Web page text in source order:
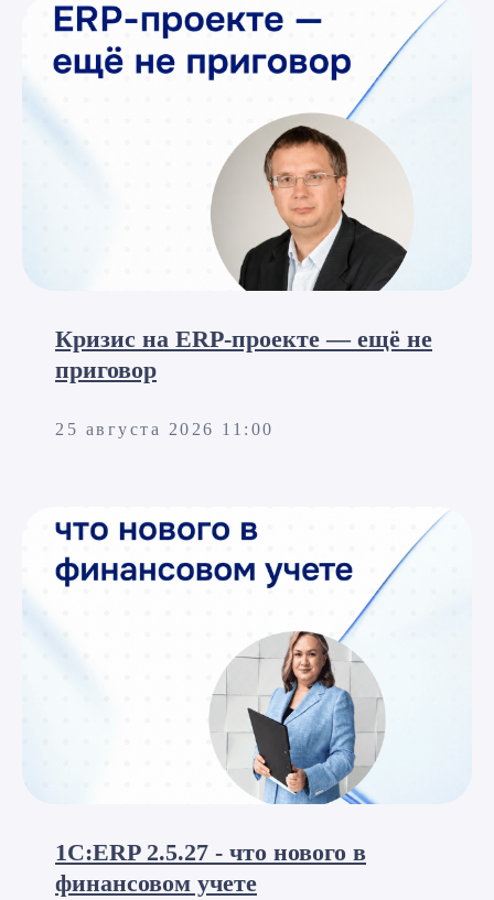
Кризис на ERP-проекте — ещё не
приговор
25 августа 2026 11:00
1С:ERP 2.5.27 - что нового в
финансовом учете